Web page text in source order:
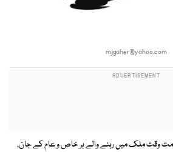
mjgoher@yahoo.com
وقت ملک میں رہنے والے ہر خاص و عام کے جان،